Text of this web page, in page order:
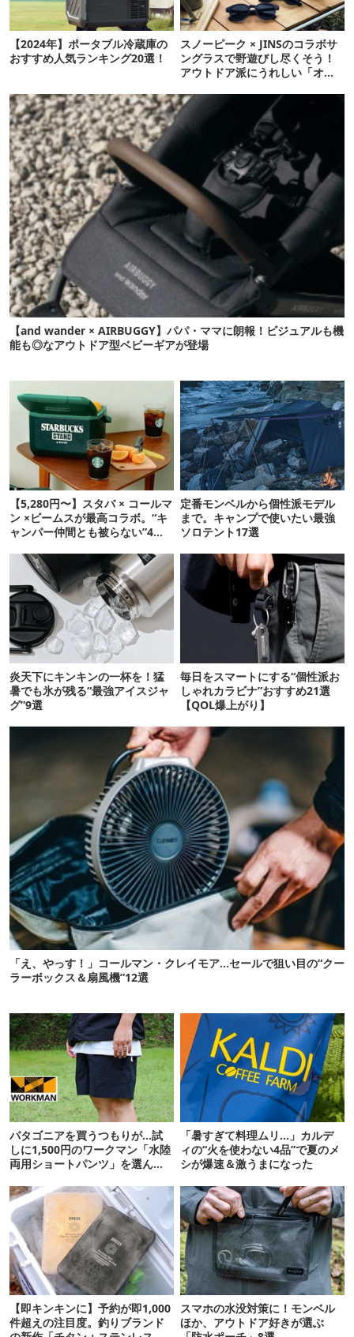
【2024年】ポータブル冷蔵庫の
おすすめ人気ランキング20選！
スノーピーク × JINSのコラボサ
ングラスで野遊びし尽くそう！
アウトドア派にうれしい「オー
【and wander × AIRBUGGY】パパ・ママに朗報！ビジュアルも機
能も◎なアウトドア型ベビーギアが登場
【5,280円〜】スタバ × コールマ
ン ×ビームスが最高コラボ。“キ
ャンパー仲間とも被らない”4ア
定番モンベルから個性派モデル
まで。キャンプで使いたい最強
ソロテント17選
炎天下にキンキンの一杯を！猛
暑でも氷が残る“最強アイスジャ
グ”9選
毎日をスマートにする“個性派お
しゃれカラビナ”おすすめ21選
【QOL爆上がり】
「え、やっす！」コールマン・クレイモア…セールで狙い目の“クー
ラーボックス＆扇風機”12選
パタゴニアを買うつもりが…試
しに1,500円のワークマン「水陸
両用ショートパンツ」を選んだ
「暑すぎて料理ムリ…」カルデ
ィの“火を使わない4品”で夏のメ
シが爆速＆激うまになった
【即キンキンに】予約が即1,000
件超えの注目度。釣りブランド
スマホの水没対策に！モンベル
ほか、アウトドア好きが選ぶ